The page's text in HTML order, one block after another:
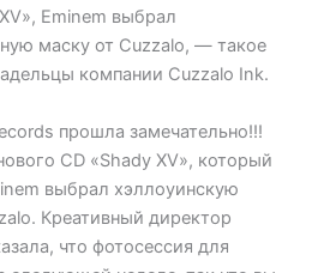
Eminem выбрал
маску от Cuzzalo, — такое
компании Cuzzalo Ink.
прошла замечательно!!!
CD «Shady XV», который
выбрал хэллоуинскую
Креативный директор
что фотосессия для